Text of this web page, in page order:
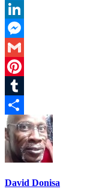
Reddit
LinkedIn
Messenger
Gmail
Pinterest
Tumblr
Partager
David Donisa